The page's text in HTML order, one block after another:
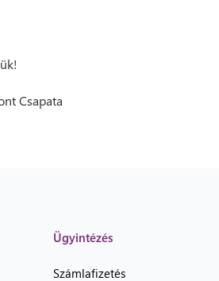
Csapata
Ügyintézés
Számlafizetés